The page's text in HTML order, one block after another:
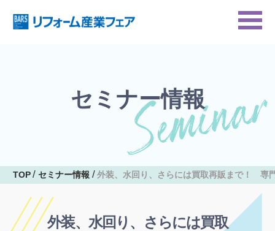
セミナー情報
TOP セミナー情報 外装、水回り、さらには買取再販まで！ 専
外装、水回り、さらには買取